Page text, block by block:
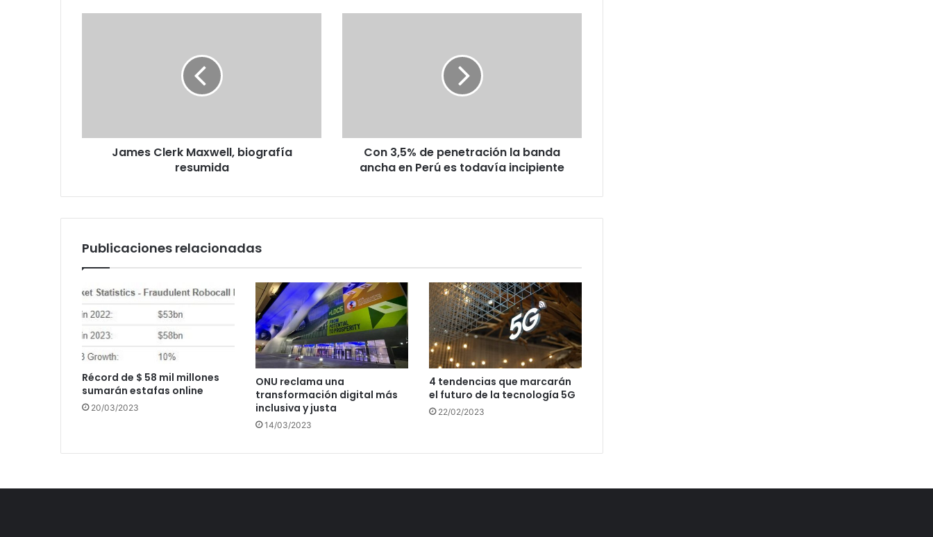
James Clerk Maxwell, biografía
resumida
Perú
todavía
Con 3,5% de penetración la banda
ancha en Perú es todavía incipiente
Publicaciones relacionadas
Récord de $ 58 mil millones
sumarán estafas online
20/03/2023
ONU reclama una
transformación digital más
inclusiva y justa
14/03/2023
4 tendencias que marcarán
el futuro de la tecnología 5G
22/02/2023